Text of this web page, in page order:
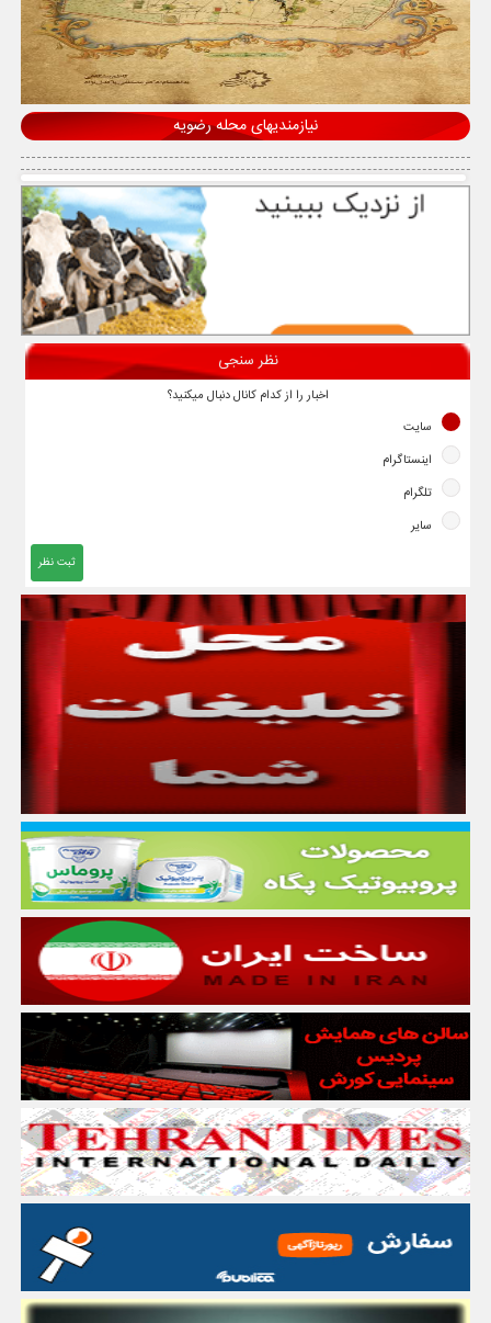
نیازمندیهای محله رضویه
نظر سنجی
اخبار را از کدام کانال دنبال میکنید؟
سایت
اینستاگرام
تلگرام
سایر
ثبت نظر